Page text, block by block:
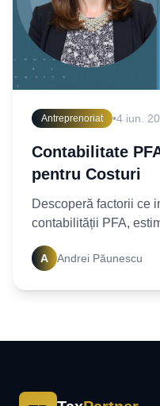
Antreprenoriat •4 iun.
Contabilitate
pentru Costuri
Descoperă factorii ce
contabilității PFA,
practice pentru a
Optimizează-ți bugetul
A Andrei Păunescu